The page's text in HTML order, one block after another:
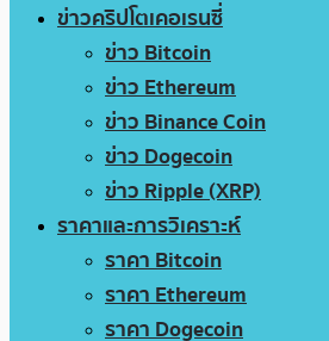
ข่าวคริปโตเคอเรนซี่
ข่าว Bitcoin
ข่าว Ethereum
ข่าว Binance Coin
ข่าว Dogecoin
ข่าว Ripple (XRP)
ราคาและการวิเคราะห์
ราคา Bitcoin
ราคา Ethereum
ราคา Dogecoin